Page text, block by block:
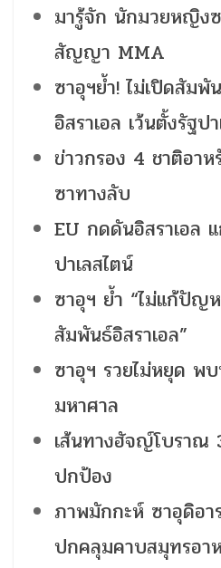
มารู้จัก นักมวยหญิง
สัญญา MMA
ซาอุฯย้ำ! ไม่เปิดสัมพั
อิสราเอล เว้นตั้งรัฐป
ข่าวกรอง 4 ชาติอา
ซาทางลับ
EU กดดันอิสราเอล
ปาเลสไตน์
ซาอุฯ ย้ำ “ไม่แก้ปัญ
สัมพันธ์อิสราเอล”
ซาอุฯ รวยไม่หยุด พ
มหาศาล
เส้นทางฮัจญ์โบราณ
ปกป้อง
ภาพมักกะห์ ซาอุดิอา
ปกคลุมคาบสมุทรอา